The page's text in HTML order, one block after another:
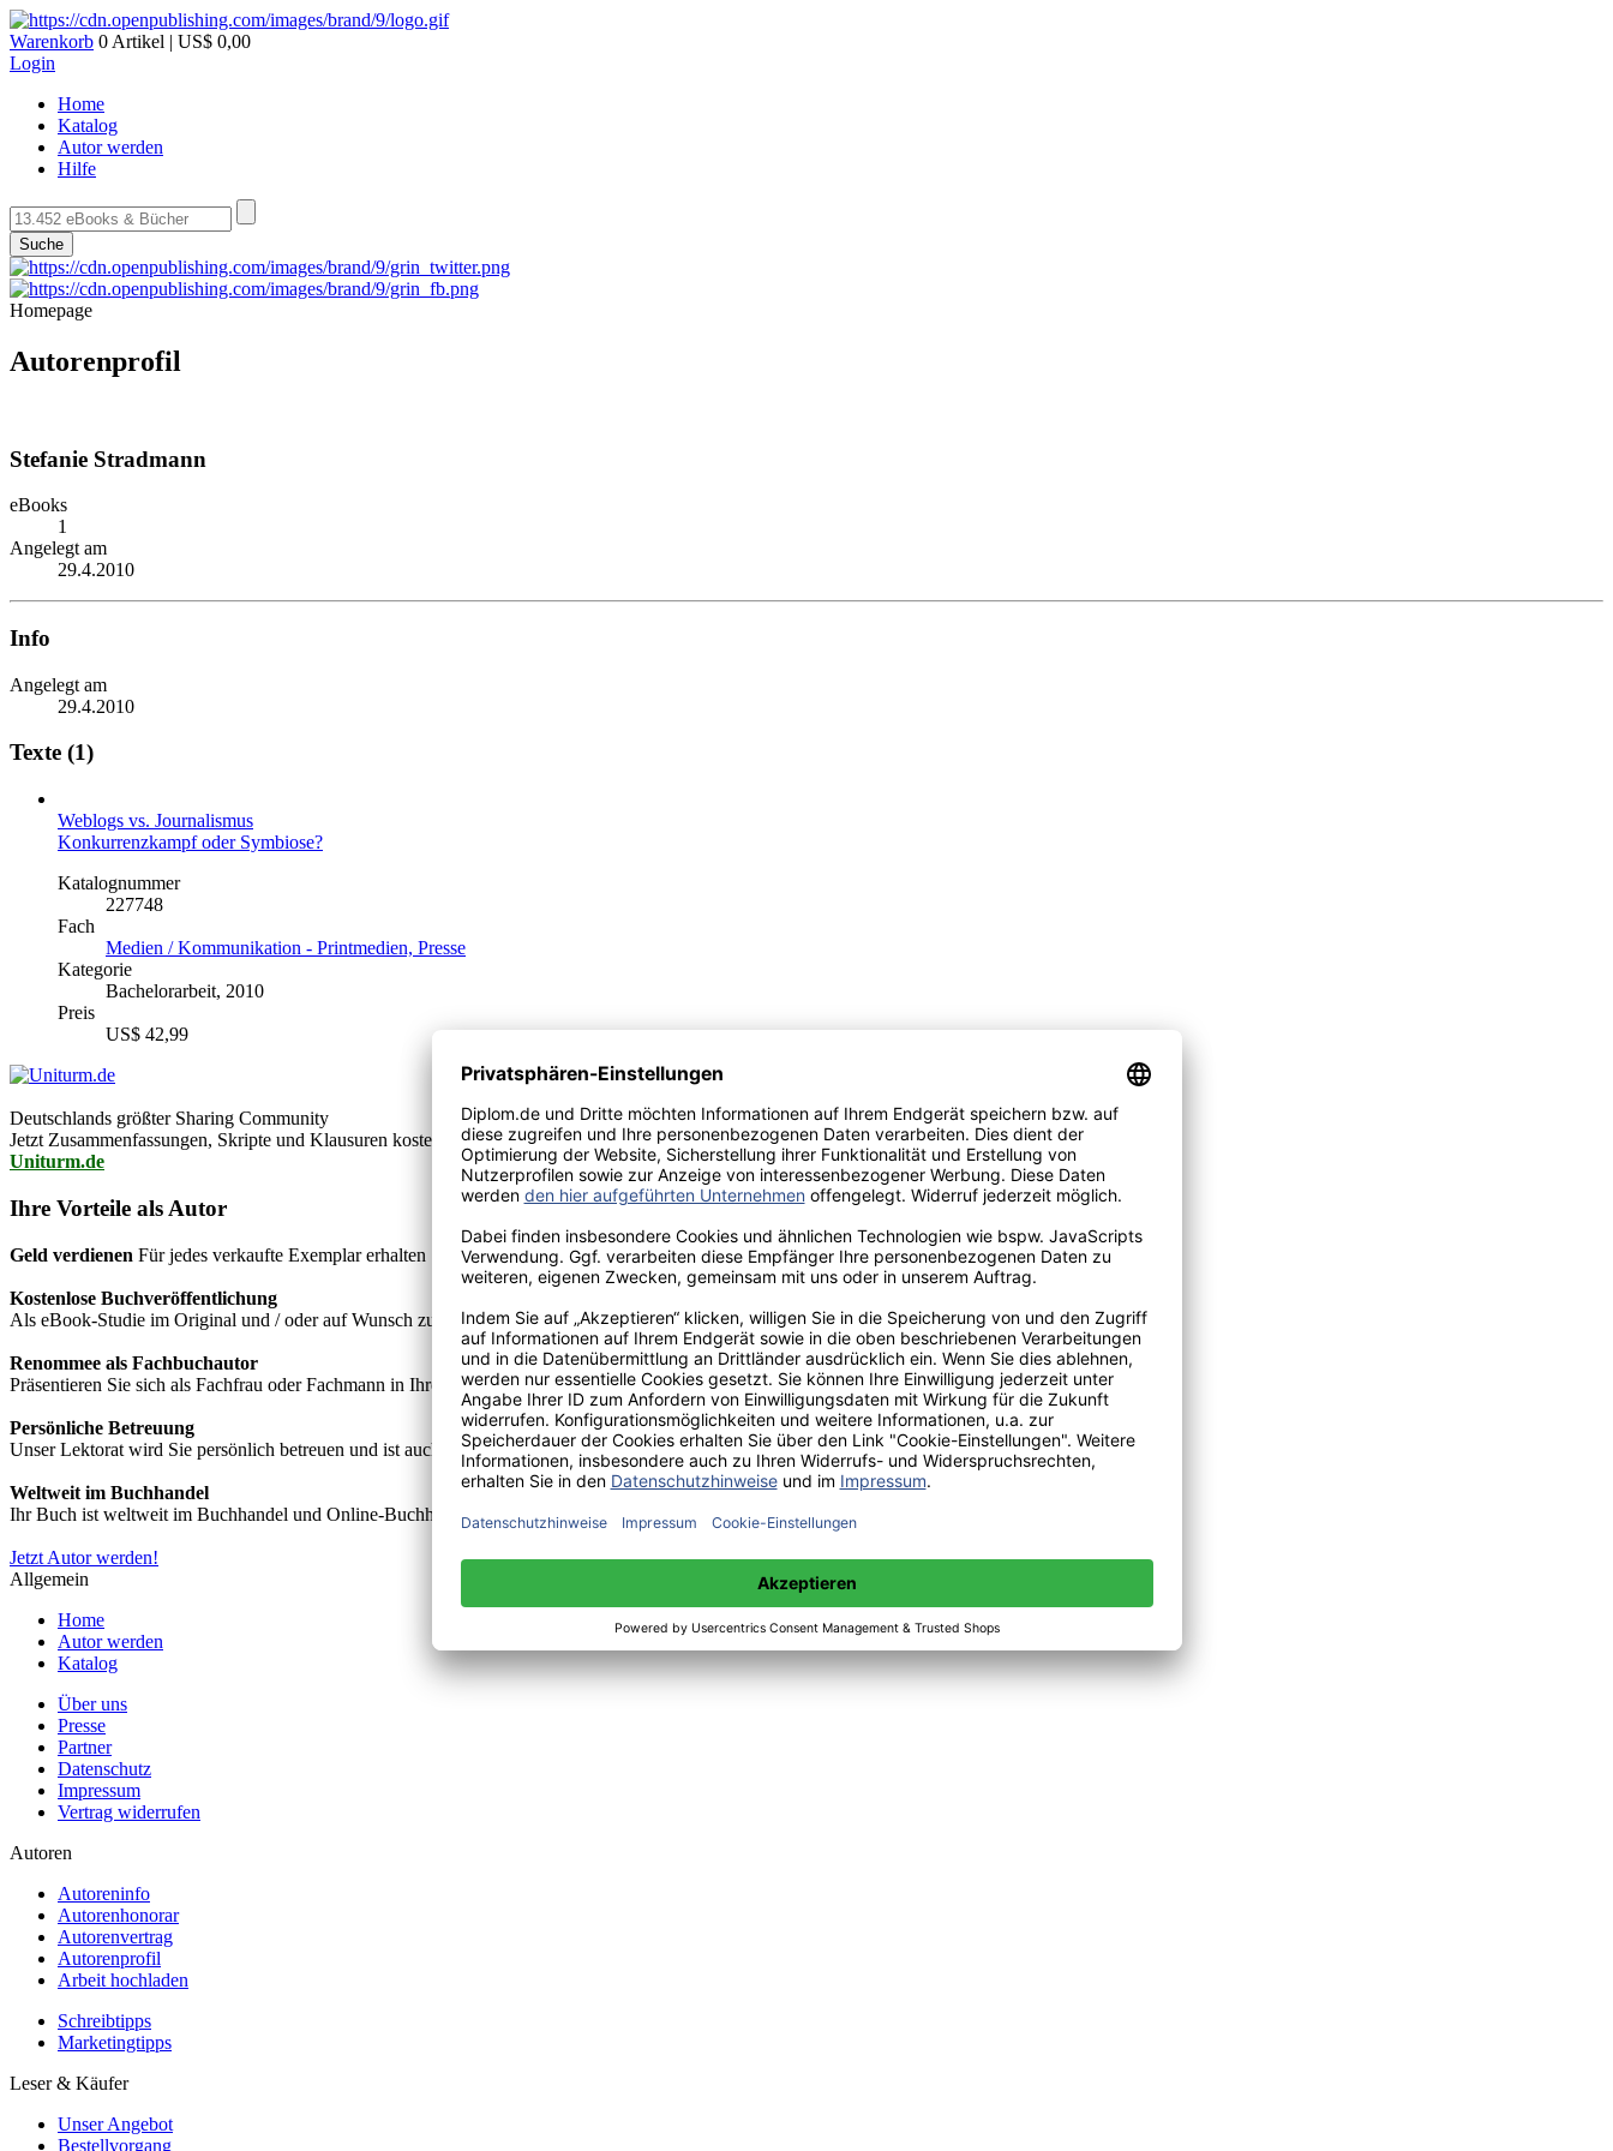
Warenkorb 0 Artikel | US$ 0,00
Login
Home
Katalog
Autor werden
Hilfe
Suche
Homepage
Autorenprofil
Stefanie Stradmann
eBooks
1
Angelegt am
29.4.2010
Info
Angelegt am
29.4.2010
Texte (1)
Weblogs vs. Journalismus
Konkurrenzkampf oder Symbiose?
Katalognummer
227748
Fach
Medien / Kommunikation - Printmedien, Presse
Kategorie
Bachelorarbeit, 2010
Preis
US$ 42,99
Deutschlands größter Sharing Community
Jetzt Zusammenfassungen, Skripte und Klausuren kostenlos downloaden!
Uniturm.de
Ihre Vorteile als Autor
Geld verdienen Für jedes verkaufte Exemplar erhalten Sie Autorenhonorar - bis zu 40%.
Kostenlose Buchveröffentlichung
Als eBook-Studie im Original und / oder auf Wunsch zusätzlich als hochwertiges Fachbuch in unserem renommierten Buchverlag.
Renommee als Fachbuchautor
Präsentieren Sie sich als Fachfrau oder Fachmann in Ihrem Fachgebiet und machen Sie sich bekannt.
Persönliche Betreuung
Unser Lektorat wird Sie persönlich betreuen und ist auch telefonisch unter +49(0)176-85996762 erreichbar.
Weltweit im Buchhandel
Ihr Buch ist weltweit im Buchhandel und Online-Buchhandel wie z.B. amazon erhältlich.
Jetzt Autor werden!
Allgemein
Home
Autor werden
Katalog
Über uns
Presse
Partner
Datenschutz
Impressum
Vertrag widerrufen
Autoren
Autoreninfo
Autorenhonorar
Autorenvertrag
Autorenprofil
Arbeit hochladen
Schreibtipps
Marketingtipps
Leser & Käufer
Unser Angebot
Bestellvorgang